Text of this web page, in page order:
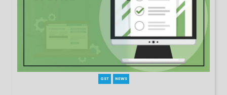
GST NEWS